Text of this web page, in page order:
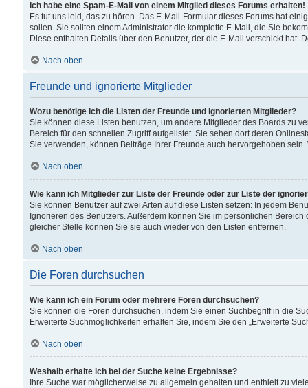
Ich habe eine Spam-E-Mail von einem Mitglied dieses Forums erhalten!
Es tut uns leid, das zu hören. Das E-Mail-Formular dieses Forums hat
sollen. Sie sollten einem Administrator die komplette E-Mail, die Sie
Diese enthalten Details über den Benutzer, der die E-Mail verschickt hat.
Nach oben
Freunde und ignorierte Mitglieder
Wozu benötige ich die Listen der Freunde und ignorierten Mitglieder?
Sie können diese Listen benutzen, um andere Mitglieder des Boards zu
Bereich für den schnellen Zugriff aufgelistet. Sie sehen dort deren
Sie verwenden, können Beiträge Ihrer Freunde auch hervorgehoben
Nach oben
Wie kann ich Mitglieder zur Liste der Freunde oder zur Liste der
Sie können Benutzer auf zwei Arten auf diese Listen setzen: In jedem
Ignorieren des Benutzers. Außerdem können Sie im persönlichen
gleicher Stelle können Sie sie auch wieder von den Listen entfernen.
Nach oben
Die Foren durchsuchen
Wie kann ich ein Forum oder mehrere Foren durchsuchen?
Sie können die Foren durchsuchen, indem Sie einen Suchbegriff in die
Erweiterte Suchmöglichkeiten erhalten Sie, indem Sie den „Erweiterte
Nach oben
Weshalb erhalte ich bei der Suche keine Ergebnisse?
Ihre Suche war möglicherweise zu allgemein gehalten und enthielt zu